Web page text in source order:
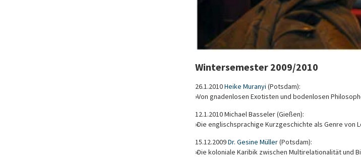
Wintersemester 2009/2010
26.1.2010Heike Muranyi (Potsdam):
»Von gnadenlosen Exotisten und bodenlosen
12.1.2010 Michael Basseler (Gießen):
»Die englischsprachige Kurzgeschichte als Genre von
15.12.2009Dr. Gesine Müller(Potsdam):
»Die koloniale Karibik zwischen Multirelationalität und